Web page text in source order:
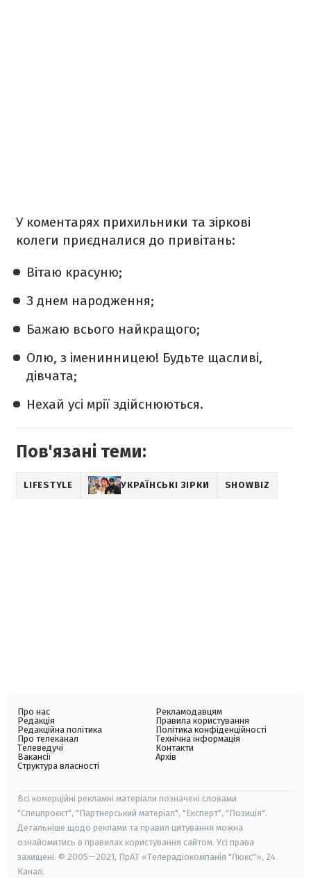
У коментарях прихильники та зіркові
колеги приєдналися до привітань:
Вітаю красуню;
З днем народження;
Бажаю всього найкращого;
Олю, з іменинницею! Будьте щасливі,
дівчата;
Нехай усі мрії здійснюються.
Пов'язані теми:
LIFESTYLE УКРАЇНСЬКІ ЗІРКИ SHOWBIZ
Про нас
Редакція
Редакційна політика
Про телеканал
Телеведучі
Вакансії
Структура власності
Рекламодавцям
Правила користування
Політика конфіденційності
Технічна інформація
Контакти
Архів
Всі комерційні рекламні матеріали позначені словами
"Спецпроєкт", "Партнерський матеріал", "Експерт", "Позиція".
Детальніше щодо реклами та правил цитування можна
ознайомитись в правилах користування сайтом. Усі права
захищені. © 2005—2021, ПрАТ «Телерадіокомпанія "Люкс"», 24
Канал.